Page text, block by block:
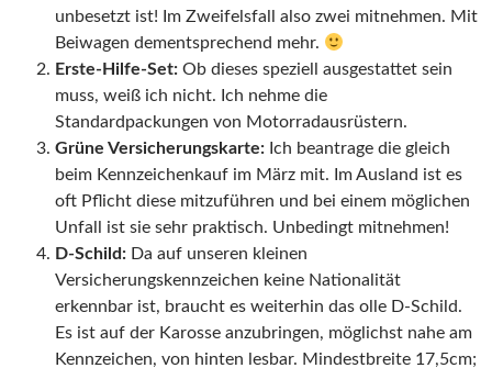
unbesetzt ist! Im Zweifelsfall also zwei mitnehmen. Mit
Beiwagen dementsprechend mehr.
Erste-Hilfe-Set: Ob dieses speziell ausgestattet sein
muss, weiß ich nicht. Ich nehme die
Standardpackungen von Motorradausrüstern.
Grüne Versicherungskarte: Ich beantrage die gleich
beim Kennzeichenkauf im März mit. Im Ausland ist es
oft Pflicht diese mitzuführen und bei einem möglichen
Unfall ist sie sehr praktisch. Unbedingt mitnehmen!
D-Schild: Da auf unseren kleinen
Versicherungskennzeichen keine Nationalität
erkennbar ist, braucht es weiterhin das olle D-Schild.
Es ist auf der Karosse anzubringen, möglichst nahe am
Kennzeichen, von hinten lesbar. Mindestbreite 17,5cm;